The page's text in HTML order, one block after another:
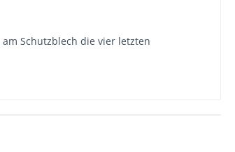
Schutzblech die vier letzten